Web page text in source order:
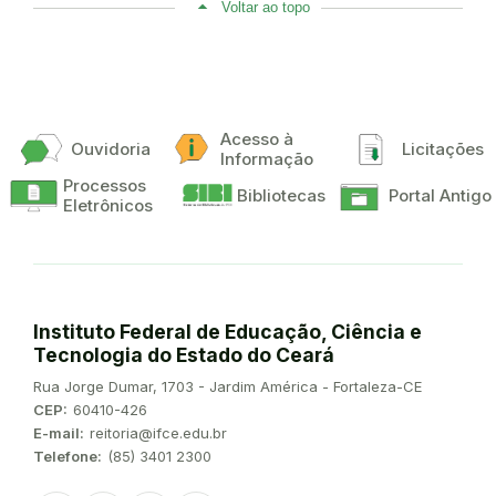
Voltar ao topo
Ouvidoria
Acesso à
Informação
Licitações
Processos
Eletrônicos
Bibliotecas Portal Antigo
Instituto Federal de Educação, Ciência e
Tecnologia do Estado do Ceará
Endereço:
Rua Jorge Dumar, 1703 - Jardim América - Fortaleza-CE
CEP: 60410-426
E-mail: reitoria@ifce.edu.br
Telefone: (85) 3401 2300